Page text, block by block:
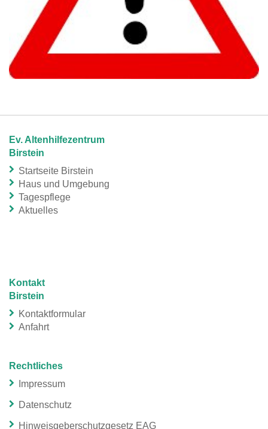
Ev. Altenhilfezentrum
Birstein
Startseite Birstein
Haus und Umgebung
Tagespflege
Aktuelles
Kontakt
Birstein
Kontaktformular
Anfahrt
Rechtliches
Impressum
Datenschutz
Hinweisgeberschutzgesetz EAG